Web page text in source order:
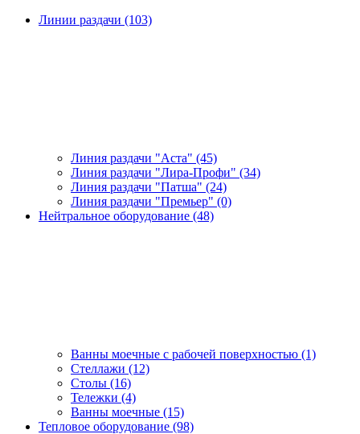
Линии раздачи (103)
Линия раздачи "Аста" (45)
Линия раздачи "Лира-Профи" (34)
Линия раздачи "Патша" (24)
Линия раздачи "Премьер" (0)
Нейтральное оборудование (48)
Ванны моечные с рабочей поверхностью (1)
Стеллажи (12)
Столы (16)
Тележки (4)
Ванны моечные (15)
Тепловое оборудование (98)